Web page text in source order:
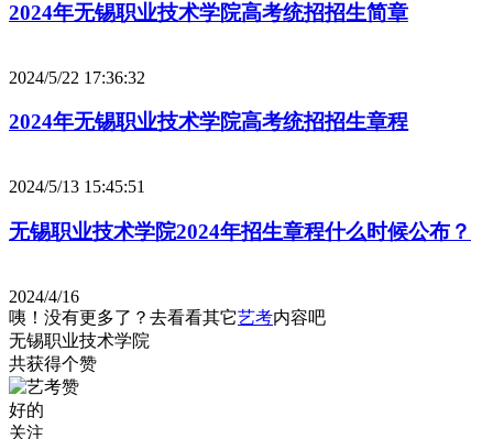
2024年无锡职业技术学院高考统招招生简章
2024/5/22 17:36:32
2024年无锡职业技术学院高考统招招生章程
2024/5/13 15:45:51
无锡职业技术学院2024年招生章程什么时候公布？
2024/4/16
咦！没有更多了？去看看其它艺考内容吧
无锡职业技术学院
共获得个赞
好的
关注